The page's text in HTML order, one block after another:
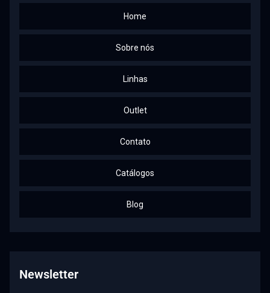
Home
Sobre nós
Linhas
Outlet
Contato
Catálogos
Blog
Newsletter